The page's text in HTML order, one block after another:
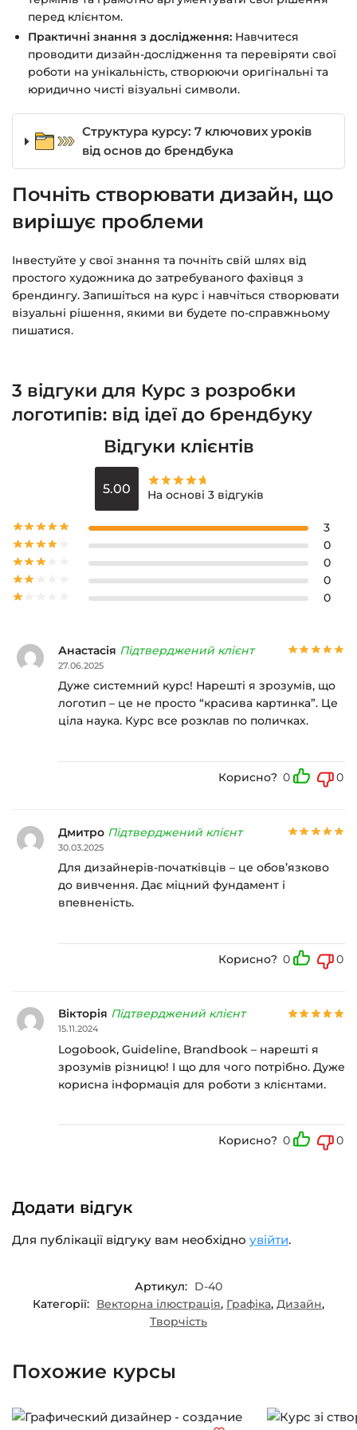
перед клієнтом.
Практичні знання з дослідження: Навчитеся
проводити дизайн-дослідження та перевіряти свої
роботи на унікальність, створюючи оригінальні та
юридично чисті візуальні символи.
Структура курсу: 7 ключових уроків
від основ до брендбука
Почніть створювати дизайн, що
вирішує проблеми
Інвестуйте у свої знання та почніть свій шлях від
простого художника до затребуваного фахівця з
брендингу. Запишіться на курс і навчіться створювати
візуальні рішення, якими ви будете по-справжньому
пишатися.
3 відгуки для Курс з розробки
логотипів: від ідеї до брендбуку
Відгуки клієнтів
5.00 На основі 3 відгуків
3
0
0
0
0
Анастасія Підтверджений клієнт
27.06.2025
Дуже системний курс! Нарешті я зрозумів, що
логотип – це не просто “красива картинка”. Це
ціла наука. Курс все розклав по поличках.
Корисно? 0 0
Дмитро Підтверджений клієнт
30.03.2025
Для дизайнерів-початківців – це обов’язково
до вивчення. Дає міцний фундамент і
впевненість.
Корисно? 0 0
Вікторія Підтверджений клієнт
15.11.2024
Logobook, Guideline, Brandbook – нарешті я
зрозумів різницю! І що для чого потрібно. Дуже
корисна інформація для роботи з клієнтами.
Корисно? 0 0
Додати відгук
Для публікації відгуку вам необхідно увійти.
Артикул: D-40
Категорії: Векторна ілюстрація, Графіка, Дизайн,
Творчість
Похожие курсы